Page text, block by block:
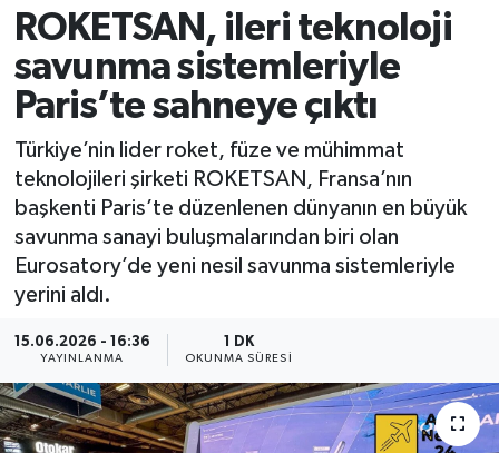
ROKETSAN, ileri teknoloji
savunma sistemleriyle
Paris’te sahneye çıktı
Türkiye’nin lider roket, füze ve mühimmat
teknolojileri şirketi ROKETSAN, Fransa’nın
başkenti Paris’te düzenlenen dünyanın en büyük
savunma sanayi buluşmalarından biri olan
Eurosatory’de yeni nesil savunma sistemleriyle
yerini aldı.
15.06.2026 - 16:36
YAYINLANMA
1 DK
OKUNMA SÜRESI